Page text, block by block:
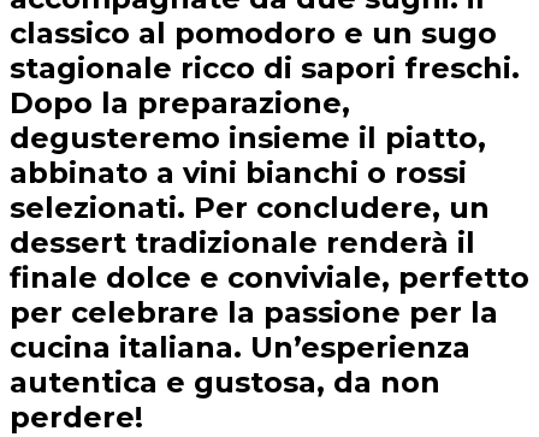
classico al pomodoro e un sugo
stagionale ricco di sapori freschi.
Dopo la preparazione,
degusteremo insieme il piatto,
abbinato a vini bianchi o rossi
selezionati. Per concludere, un
dessert tradizionale renderà il
finale dolce e conviviale, perfetto
per celebrare la passione per la
cucina italiana. Un’esperienza
autentica e gustosa, da non
perdere!